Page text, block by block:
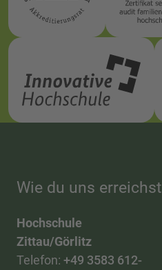
Wie du uns erreichst
Hochschule
Zittau/Görlitz
Telefon: +49 3583 612-